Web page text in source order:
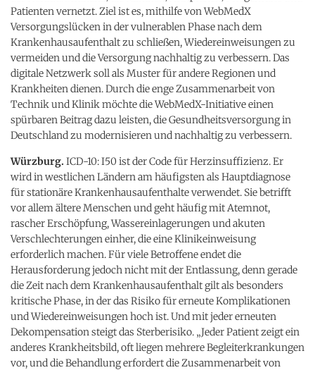
Patienten vernetzt. Ziel ist es, mithilfe von WebMedX
Versorgungslücken in der vulnerablen Phase nach dem
Krankenhausaufenthalt zu schließen, Wiedereinweisungen zu
vermeiden und die Versorgung nachhaltig zu verbessern. Das
digitale Netzwerk soll als Muster für andere Regionen und
Krankheiten dienen. Durch die enge Zusammenarbeit von
Technik und Klinik möchte die WebMedX-Initiative einen
spürbaren Beitrag dazu leisten, die Gesundheitsversorgung in
Deutschland zu modernisieren und nachhaltig zu verbessern.
Würzburg. ICD-10: I50 ist der Code für Herzinsuffizienz. Er
wird in westlichen Ländern am häufigsten als Hauptdiagnose
für stationäre Krankenhausaufenthalte verwendet. Sie betrifft
vor allem ältere Menschen und geht häufig mit Atemnot,
rascher Erschöpfung, Wassereinlagerungen und akuten
Verschlechterungen einher, die eine Klinikeinweisung
erforderlich machen. Für viele Betroffene endet die
Herausforderung jedoch nicht mit der Entlassung, denn gerade
die Zeit nach dem Krankenhausaufenthalt gilt als besonders
kritische Phase, in der das Risiko für erneute Komplikationen
und Wiedereinweisungen hoch ist. Und mit jeder erneuten
Dekompensation steigt das Sterberisiko. „Jeder Patient zeigt ein
anderes Krankheitsbild, oft liegen mehrere Begleiterkrankungen
vor, und die Behandlung erfordert die Zusammenarbeit von